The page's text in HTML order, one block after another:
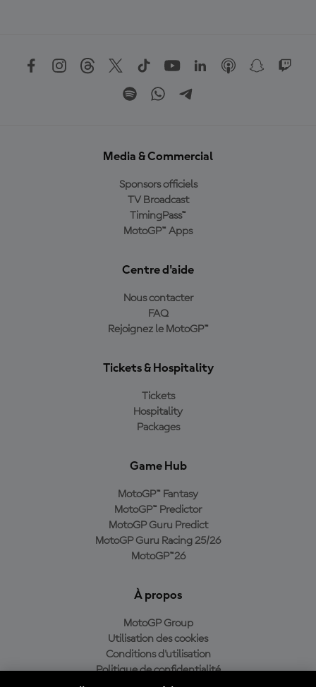
Media & Commercial
Sponsors officiels
TV Broadcast
TimingPass™
MotoGP™ Apps
Centre d'aide
Nous contacter
FAQ
Rejoignez le MotoGP™
Tickets & Hospitality
Tickets
Hospitality
Packages
Game Hub
MotoGP™ Fantasy
MotoGP™ Predictor
MotoGP Guru Predict
MotoGP Guru Racing 25/26
MotoGP™26
À propos
MotoGP Group
Utilisation des cookies
Conditions d'utilisation
Politique de confidentialité